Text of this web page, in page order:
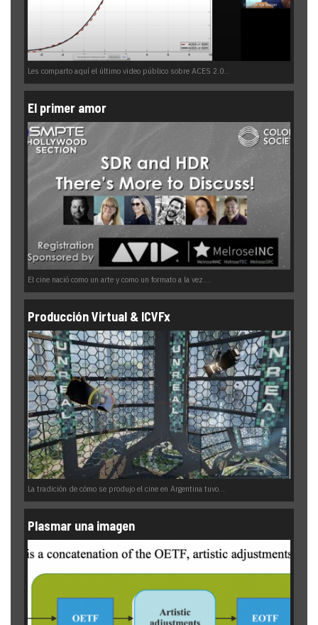
Les comparto aquí el último video público sobre ACES 2.0...
El primer amor
El cine nació como un arte y como un formato a la vez....
Producción Virtual & ICVFx
La tradición de cómo se produjo el cine en Argentina tuvo...
Plasmar una imagen